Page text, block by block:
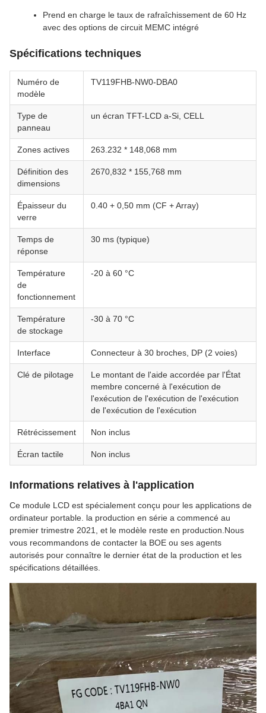
Prend en charge le taux de rafraîchissement de 60 Hz
avec des options de circuit MEMC intégré
Spécifications techniques
Numéro de
modèle
TV119FHB-NW0-DBA0
Type de
panneau
un écran TFT-LCD a-Si, CELL
Zones actives 263.232 * 148,068 mm
Définition des
dimensions
2670,832 * 155,768 mm
Épaisseur du
verre
0.40 + 0,50 mm (CF + Array)
Temps de
réponse
30 ms (typique)
Température
de
fonctionnement
-20 à 60 °C
Température
de stockage
-30 à 70 °C
Interface Connecteur à 30 broches, DP (2 voies)
Clé de pilotage
Le montant de l'aide accordée par l'État
membre concerné à l'exécution de
l'exécution de l'exécution de l'exécution
de l'exécution de l'exécution
Rétrécissement Non inclus
Écran tactile Non inclus
Informations relatives à l'application
Ce module LCD est spécialement conçu pour les applications de
ordinateur portable. la production en série a commencé au
premier trimestre 2021, et le modèle reste en production.Nous
vous recommandons de contacter la BOE ou ses agents
autorisés pour connaître le dernier état de la production et les
spécifications détaillées.